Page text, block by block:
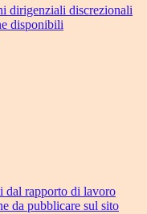
dirigenziali discrezionali
disponibili
dal rapporto di lavoro
da pubblicare sul sito